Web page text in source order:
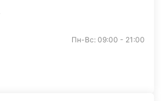
Пн-Вс: 09:00 - 21:00